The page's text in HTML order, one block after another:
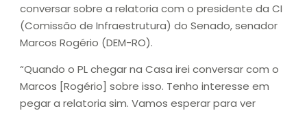
conversar sobre a relatoria com o presidente da CI
(Comissão de Infraestrutura) do Senado, senador
Marcos Rogério (DEM-RO).
“Quando o PL chegar na Casa irei conversar com o
Marcos [Rogério] sobre isso. Tenho interesse em
pegar a relatoria sim. Vamos esperar para ver